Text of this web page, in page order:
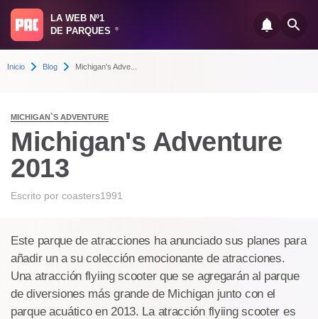
LA WEB Nº1
DE PARQUES
®
Inicio Blog Michigan's Adve...
MICHIGAN`S ADVENTURE
Michigan's Adventure
2013
Escrito por coasters1991
Este parque de atracciones ha anunciado sus planes para
añadir un a su colección emocionante de atracciones.
Una atracción flyiing scooter que se agregarán al parque
de diversiones más grande de Michigan junto con el
parque acuático en 2013. La atracción flyiing scooter es